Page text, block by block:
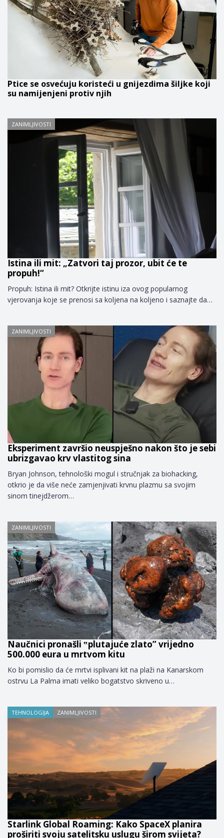
Ptice se osvećuju koristeći u gnijezdima šiljke koji
su namijenjeni protiv njih
ZANIMLJIVOSTI
Istina ili mit: „Zatvori taj prozor, ubit će te
propuh!“
Propuh: Istina ili mit? Otkrijte istinu iza ovog popularnog
vjerovanja koje se prenosi sa koljena na koljeno i saznajte da…
ZANIMLJIVOSTI
Eksperiment završio neuspješno nakon što je sebi
ubrizgavao krv vlastitog sina
Bryan Johnson, tehnološki mogul i stručnjak za biohacking,
otkrio je da više neće zamjenjivati krvnu plazmu sa svojim
sinom tinejdžerom…
ZANIMLJIVOSTI
Naučnici pronašli ‟plutajuće zlato” vrijedno
500.000 eura u mrtvom kitu
Ko bi pomislio da će mrtvi isplivani kit na plaži na Kanarskom
ostrvu La Palma imati veliko bogatstvo skriveno u…
TEHNOLOGIJA ZANIMLJIVOSTI
Starlink Global Roaming: Kako SpaceX planira
proširiti svoju satelitsku uslugu širom svijeta?